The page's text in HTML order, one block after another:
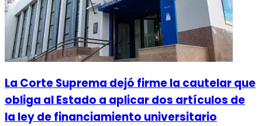
La Corte Suprema dejó firme la cautelar que
obliga al Estado a aplicar dos artículos de
la ley de financiamiento universitario